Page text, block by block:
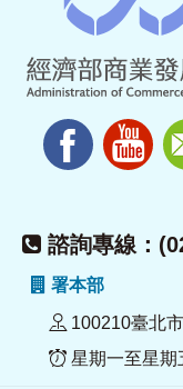
諮詢專線：
署本部
100210臺北
星期一至星期